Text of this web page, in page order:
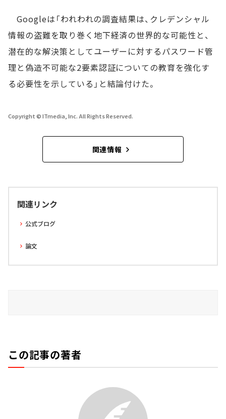
Googleは「われわれの調査結果は、クレデンシャル
情報の盗難を取り巻く地下経済の世界的な可能性と、
潜在的な解決策としてユーザーに対するパスワード管
理と偽造不可能な2要素認証についての教育を強化す
る必要性を示している」と結論付けた。
Copyright © ITmedia, Inc. All Rights Reserved.
関連情報
関連リンク
公式ブログ
論文
この記事の著者